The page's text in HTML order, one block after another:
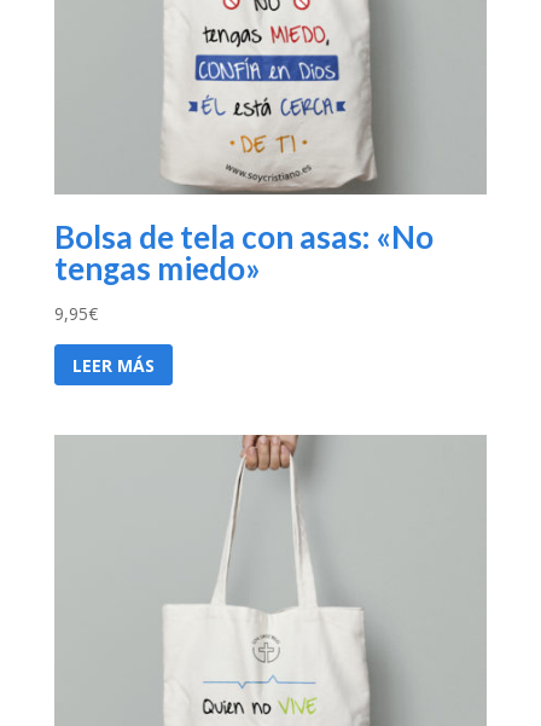
Bolsa de tela con asas: «No
tengas miedo»
9,95€
LEER MÁS